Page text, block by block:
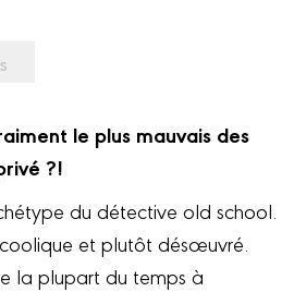
le plus mauvais des
?!
du détective old school.
et plutôt désœuvré.
la plupart du temps à